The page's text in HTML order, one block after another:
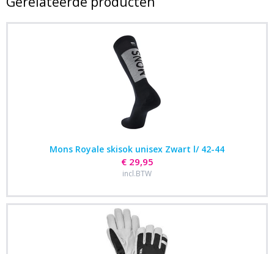
Mons Royale skisok unisex Zwart l/ 42-44
€ 29,95
incl.BTW